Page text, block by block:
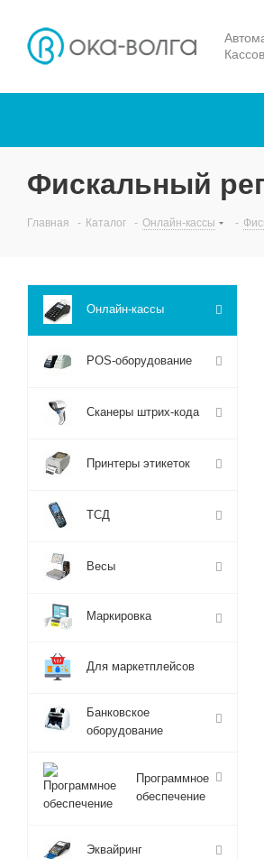
Фискальный
Главная - Каталог - Онлайн-кассы -
Онлайн-кассы
POS-оборудование
Сканеры штрих-кода
Принтеры этикеток
ТСД
Весы
Маркировка
Для маркетплейсов
Банковское
оборудование
Программное
обеспечение
Эквайринг